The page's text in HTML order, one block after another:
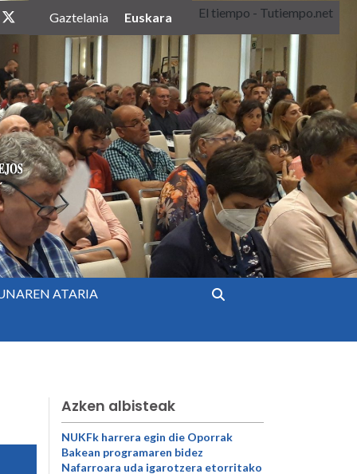
twitter
Gaztelania Euskara El tiempo - Tutiempo.net
ATARIA
Azken albisteak
NUKFk harrera egin die Oporrak
Bakean programaren bidez
Nafarroara uda igarotzera etorritako